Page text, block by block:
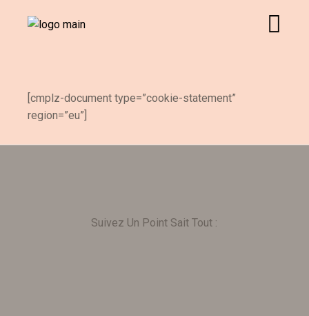
[cmplz-document type=”cookie-statement”
region=”eu”]
Suivez Un Point Sait Tout :